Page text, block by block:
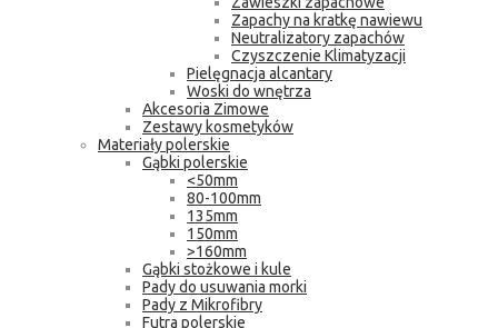
Zapachy na kratkę nawiewu
Neutralizatory zapachów
Czyszczenie Klimatyzacji
Pielęgnacja alcantary
Woski do wnętrza
Akcesoria Zimowe
Zestawy kosmetyków
Materiały polerskie
Gąbki polerskie
<50mm
80-100mm
135mm
150mm
>160mm
Gąbki stożkowe i kule
Pady do usuwania morki
Pady z Mikrofibry
Futra polerskie